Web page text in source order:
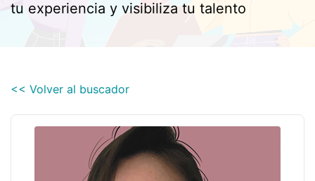
tu experiencia y visibiliza tu talento
<< Volver al buscador